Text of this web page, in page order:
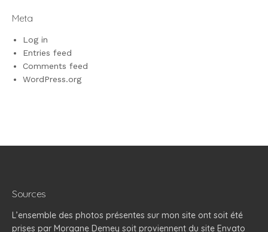
Meta
Log in
Entries feed
Comments feed
WordPress.org
Sources
L’ensemble des photos présentes sur mon site ont soit été
prises par Morgane Demey soit proviennent du site Envato